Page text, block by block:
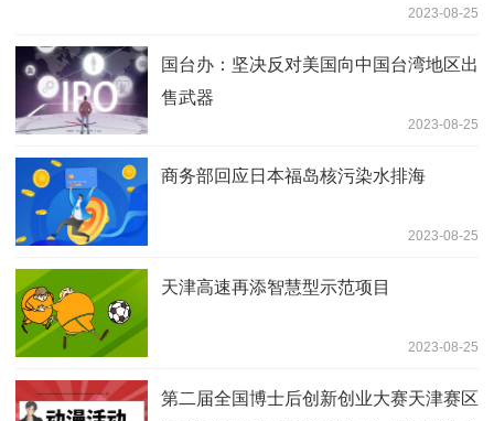
2023-08-25
国台办：坚决反对美国向中国台湾地区出
售武器
2023-08-25
商务部回应日本福岛核污染水排海
2023-08-25
天津高速再添智慧型示范项目
2023-08-25
第二届全国博士后创新创业大赛天津赛区